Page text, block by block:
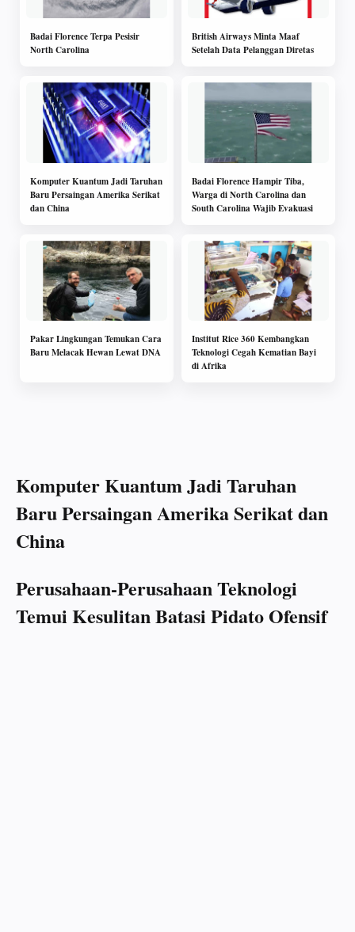
Badai Florence Terpa Pesisir
North Carolina
British Airways Minta Maaf
Setelah Data Pelanggan Diretas
Komputer Kuantum Jadi Taruhan
Baru Persaingan Amerika Serikat
dan China
Badai Florence Hampir Tiba,
Warga di North Carolina dan
South Carolina Wajib Evakuasi
Pakar Lingkungan Temukan Cara
Baru Melacak Hewan Lewat DNA
Institut Rice 360 Kembangkan
Teknologi Cegah Kematian Bayi
di Afrika
Komputer Kuantum Jadi Taruhan
Baru Persaingan Amerika Serikat dan
China
Perusahaan-Perusahaan Teknologi
Temui Kesulitan Batasi Pidato Ofensif